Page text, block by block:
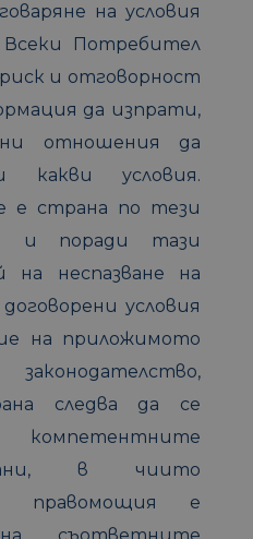
на условия
Потребител
и отговорност
да изпрати,
отношения да
условия.
е страна по тези
и поради тази
на неспазване на
условия
на приложимото
следва да се
в чиито
правомощия е